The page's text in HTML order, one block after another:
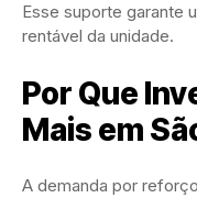
Esse suporte garante
rentável da unidade.
Por Que
Mais em
A demanda por